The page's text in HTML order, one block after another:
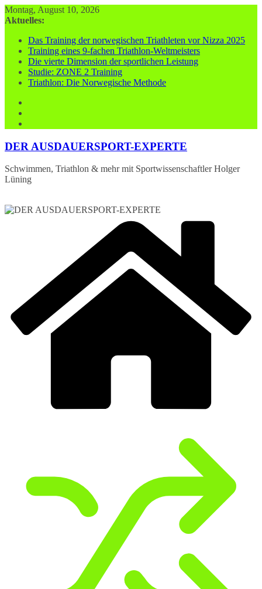
Zum
Inhalt
Montag, August 10, 2026
Aktuelles:
Das Training der norwegischen Triathleten vor Nizza 2025
Training eines 9-fachen Triathlon-Weltmeisters
Die vierte Dimension der sportlichen Leistung
Studie: ZONE 2 Training
Triathlon: Die Norwegische Methode
DER AUSDAUERSPORT-EXPERTE
Schwimmen, Triathlon & mehr mit Sportwissenschaftler Holger
Lüning